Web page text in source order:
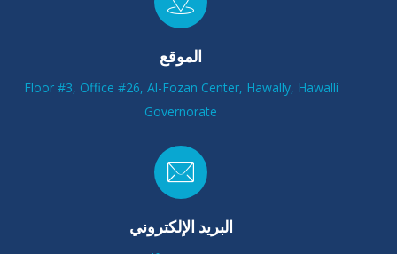
الموقع
Floor #3, Office #26, Al-Fozan Center, Hawally, Hawalli
Governorate
البريد الإلكتروني